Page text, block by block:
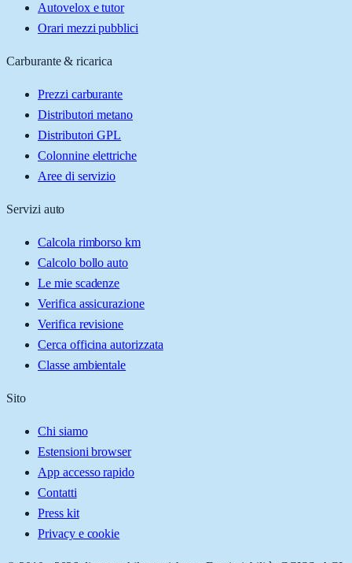
Autovelox e tutor
Orari mezzi pubblici
Carburante & ricarica
Prezzi carburante
Distributori metano
Distributori GPL
Colonnine elettriche
Aree di servizio
Servizi auto
Calcola rimborso km
Calcolo bollo auto
Le mie scadenze
Verifica assicurazione
Verifica revisione
Cerca officina autorizzata
Classe ambientale
Sito
Chi siamo
Estensioni browser
App accesso rapido
Contatti
Press kit
Privacy e cookie